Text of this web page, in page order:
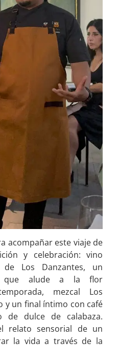
acompañar este viaje de
y celebración: vino
Los Danzantes, un
que alude a la flor
mezcal Los
y un final íntimo con café
de dulce de calabaza.
relato sensorial de un
la vida a través de la